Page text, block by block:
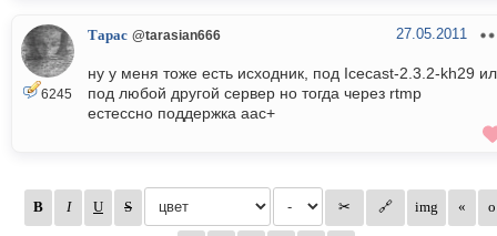
6245
Тарас @tarasian666 27.05.2011
ну у меня тоже есть исходник, под Icecast-2.3.2-kh29
под любой другой сервер но тогда через rtmp
естессно поддержка aac+